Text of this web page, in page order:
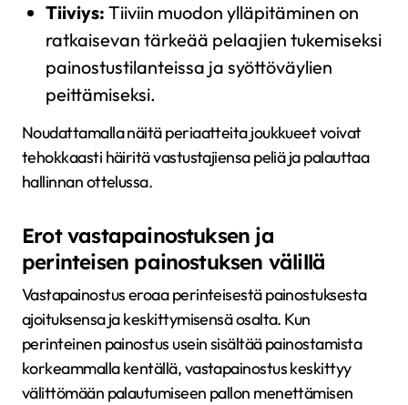
Tiiviys: Tiiviin muodon ylläpitäminen on
ratkaisevan tärkeää pelaajien tukemiseksi
painostustilanteissa ja syöttöväylien
peittämiseksi.
Noudattamalla näitä periaatteita joukkueet voivat
tehokkaasti häiritä vastustajiensa peliä ja palauttaa
hallinnan ottelussa.
Erot vastapainostuksen ja
perinteisen painostuksen välillä
Vastapainostus eroaa perinteisestä painostuksesta
ajoituksensa ja keskittymisensä osalta. Kun
perinteinen painostus usein sisältää painostamista
korkeammalla kentällä, vastapainostus keskittyy
välittömään palautumiseen pallon menettämisen